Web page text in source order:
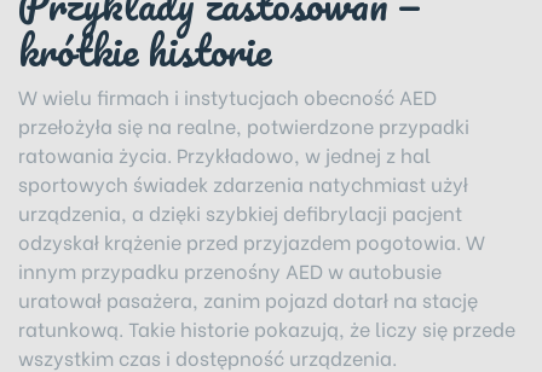
krótkie historie
W wielu firmach i instytucjach obecność AED
przełożyła się na realne, potwierdzone przypadki
ratowania życia. Przykładowo, w jednej z hal
sportowych świadek zdarzenia natychmiast użył
urządzenia, a dzięki szybkiej defibrylacji pacjent
odzyskał krążenie przed przyjazdem pogotowia. W
innym przypadku przenośny AED w autobusie
uratował pasażera, zanim pojazd dotarł na stację
ratunkową. Takie historie pokazują, że liczy się przede
wszystkim czas i dostępność urządzenia.